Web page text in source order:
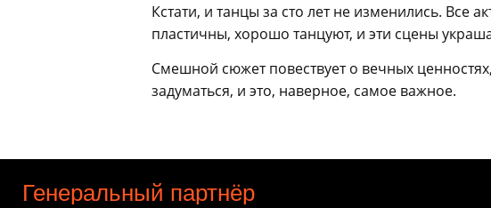
Кстати, и танцы за сто лет не изменились. Все
пластичны, хорошо танцуют, и эти сцены
Смешной сюжет повествует о вечных ценностях,
задуматься, и это, наверное, самое важное.
Генеральный партнёр